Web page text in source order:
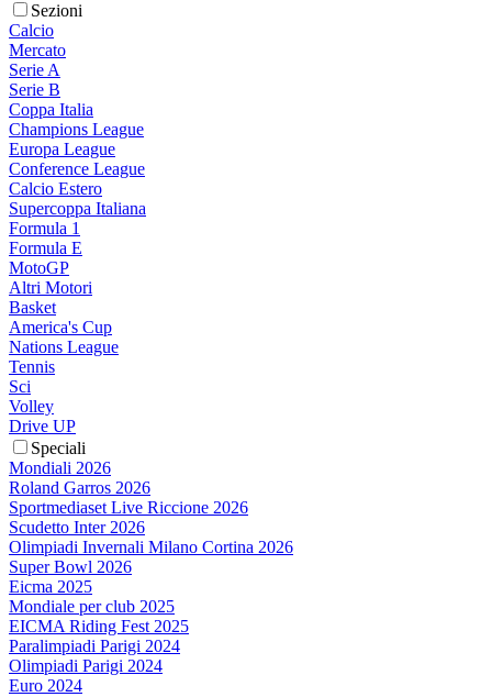
Sezioni
Calcio
Mercato
Serie A
Serie B
Coppa Italia
Champions League
Europa League
Conference League
Calcio Estero
Supercoppa Italiana
Formula 1
Formula E
MotoGP
Altri Motori
Basket
America's Cup
Nations League
Tennis
Sci
Volley
Drive UP
Speciali
Mondiali 2026
Roland Garros 2026
Sportmediaset Live Riccione 2026
Scudetto Inter 2026
Olimpiadi Invernali Milano Cortina 2026
Super Bowl 2026
Eicma 2025
Mondiale per club 2025
EICMA Riding Fest 2025
Paralimpiadi Parigi 2024
Olimpiadi Parigi 2024
Euro 2024